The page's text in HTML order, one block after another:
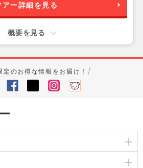
アー詳細を見る
概要を見る
定のお得な情報をお届け！